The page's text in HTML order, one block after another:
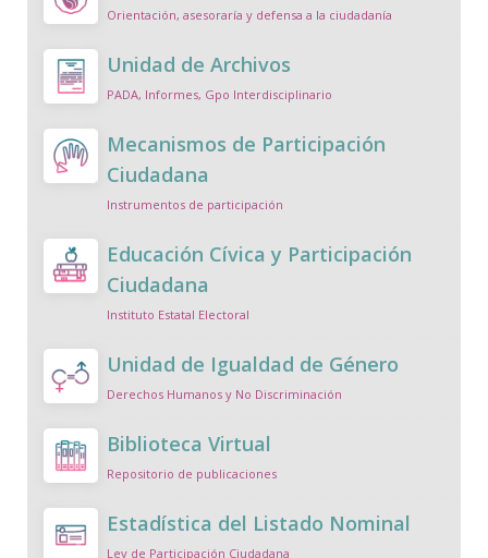
Orientación, asesoraría y defensa a la ciudadanía
Unidad de Archivos
PADA, Informes, Gpo Interdisciplinario
Mecanismos de Participación
Ciudadana
Instrumentos de participación
Educación Cívica y Participación
Ciudadana
Instituto Estatal Electoral
Unidad de Igualdad de Género
Derechos Humanos y No Discriminación
Biblioteca Virtual
Repositorio de publicaciones
Estadística del Listado Nominal
Ley de Participación Ciudadana